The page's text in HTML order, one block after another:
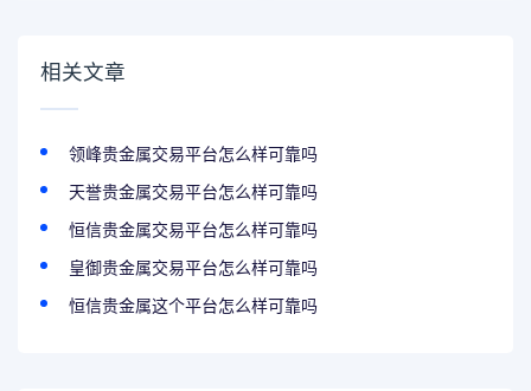
相关文章
领峰贵金属交易平台怎么样可靠吗
天誉贵金属交易平台怎么样可靠吗
恒信贵金属交易平台怎么样可靠吗
皇御贵金属交易平台怎么样可靠吗
恒信贵金属这个平台怎么样可靠吗